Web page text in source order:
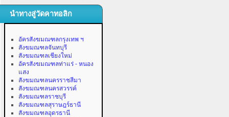
นำทางสู่วัดคาทอลิก
อัครสังฆมณฑลกรุงเทพ ฯ
สังฆมณฑลจันทบุรี
สังฆมณฑลเชียงใหม่
อัครสังฆมณฑลท่าแร่ - หนอง
แสง
สังฆมณฑลนครราชสีมา
สังฆมณฑลนครสวรรค์
สังฆมณฑลราชบุรี
สังฆมณฑลสุราษฎร์ธานี
สังฆมณฑลอุดรธานี